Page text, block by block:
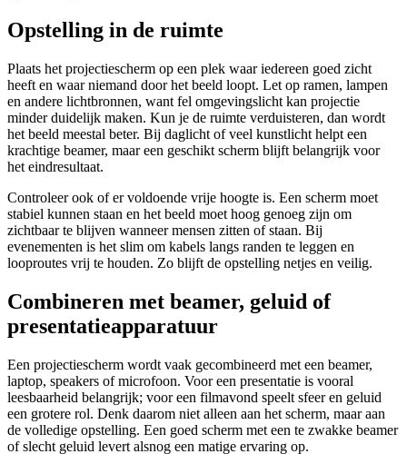
Opstelling in de ruimte
Plaats het projectiescherm op een plek waar iedereen goed zicht
heeft en waar niemand door het beeld loopt. Let op ramen, lampen
en andere lichtbronnen, want fel omgevingslicht kan projectie
minder duidelijk maken. Kun je de ruimte verduisteren, dan wordt
het beeld meestal beter. Bij daglicht of veel kunstlicht helpt een
krachtige beamer, maar een geschikt scherm blijft belangrijk voor
het eindresultaat.
Controleer ook of er voldoende vrije hoogte is. Een scherm moet
stabiel kunnen staan en het beeld moet hoog genoeg zijn om
zichtbaar te blijven wanneer mensen zitten of staan. Bij
evenementen is het slim om kabels langs randen te leggen en
looproutes vrij te houden. Zo blijft de opstelling netjes en veilig.
Combineren met beamer, geluid of
presentatieapparatuur
Een projectiescherm wordt vaak gecombineerd met een beamer,
laptop, speakers of microfoon. Voor een presentatie is vooral
leesbaarheid belangrijk; voor een filmavond speelt sfeer en geluid
een grotere rol. Denk daarom niet alleen aan het scherm, maar aan
de volledige opstelling. Een goed scherm met een te zwakke beamer
of slecht geluid levert alsnog een matige ervaring op.